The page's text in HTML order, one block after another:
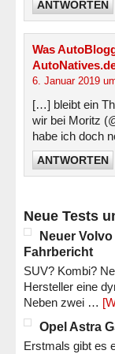
ANTWORTEN
Was
6. Januar 2019
[…] bleibt ein
wir bei Moritz
habe ich doch
ANTWORTEN
Neue Tests
Neuer
Fahrbericht
SUV? Kombi?
Hersteller eine
Neben zwei …
Opel Astra
Erstmals gibt es